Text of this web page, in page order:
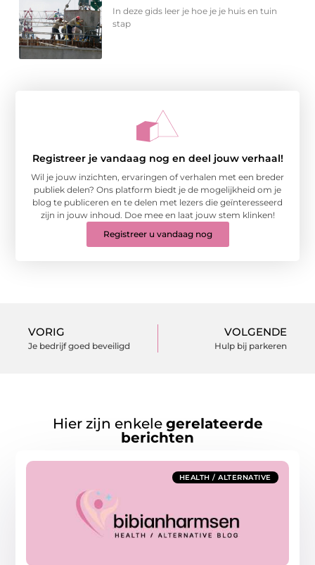
In deze gids leer je hoe je je huis en tuin
stap
Registreer je vandaag nog en deel jouw verhaal!
Wil je jouw inzichten, ervaringen of verhalen met een breder
publiek delen? Ons platform biedt je de mogelijkheid om je
blog te publiceren en te delen met lezers die geïnteresseerd
zijn in jouw inhoud. Doe mee en laat jouw stem klinken!
Registreer u vandaag nog
VORIG
Je bedrijf goed beveiligd
VOLGENDE
Hulp bij parkeren
Hier zijn enkele gerelateerde
berichten
HEALTH / ALTERNATIVE